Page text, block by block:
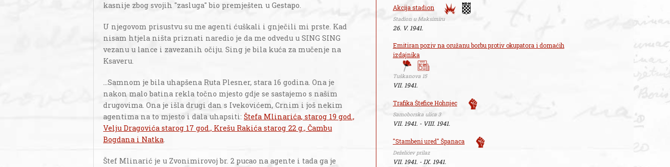
kasnije zbog svojih ''zasluga'' bio premješten u Gestapo.
U njegovom prisustvu su me agenti ćuškali i gnječili mi prste. Kad
nisam htjela ništa priznati naredio je da me odvedu u SING SING
vezanu u lance i zavezanih očiju. Sing je bila kuća za mučenje na
Ksaveru.
...Samnom je bila uhapšena Ruta Plesner, stara 16 godina. Ona je
nakon malo batina rekla točno mjesto gdje se sastajemo s našim
drugovima. Ona je išla drugi dan s Ivekovićem, Crnim i još nekim
agentima na to mjesto i dala uhapsiti: Štefa Mlinarića, starog 19 god.,
Velju Dragovića starog 17 god., Krešu Rakića starog 22 g., Čambu
Bogdana i Natka.
Štef Mlinarić je u Zvonimirovoj br. 2 pucao na agente i tada ga je
Akcija stadion
Stadion u Maksimiru
26. V. 1941.
Emitiran poziv na oružanu borbu protiv okupatora i domaćih
izdajnika
Tuškanova 15
VII. 1941.
Trafika Štefice Hohnjec
Samoborska ulica 3
VII. 1941. - VIII. 1941.
"Stambeni ured" Španaca
Deželićev prilaz
VII. 1941. - IX. 1941.